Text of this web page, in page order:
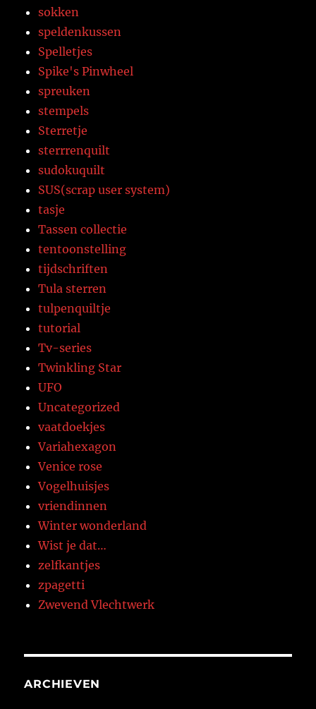
sokken
speldenkussen
Spelletjes
Spike's Pinwheel
spreuken
stempels
Sterretje
sterrrenquilt
sudokuquilt
SUS(scrap user system)
tasje
Tassen collectie
tentoonstelling
tijdschriften
Tula sterren
tulpenquiltje
tutorial
Tv-series
Twinkling Star
UFO
Uncategorized
vaatdoekjes
Variahexagon
Venice rose
Vogelhuisjes
vriendinnen
Winter wonderland
Wist je dat…
zelfkantjes
zpagetti
Zwevend Vlechtwerk
ARCHIEVEN